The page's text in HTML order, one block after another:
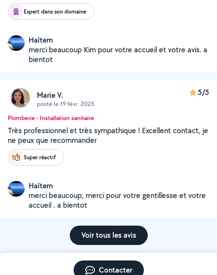
Expert dans son domaine
Haïtem
merci beaucoup Kim pour votre accueil et votre avis. a
bientot
Marie V.
posté le 19 févr. 2025
5/5
Plomberie - Installation sanitaire
Très professionnel et très sympathique ! Excellent contact, je
ne peux que recommander
Super réactif
Haïtem
merci beaucoup, merci pour votre gentillesse et votre
accueil . a bientot
Voir tous les avis
Contacter